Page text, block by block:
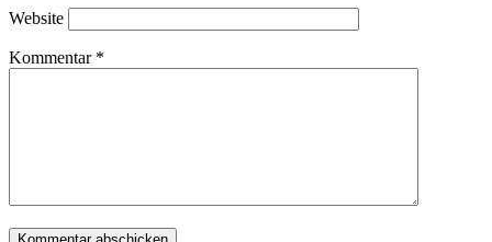
Website
Kommentar *